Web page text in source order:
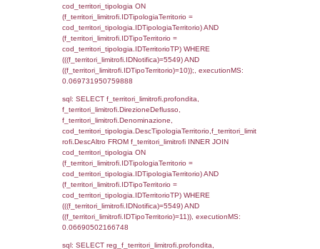
f_territori_limitrofi.Direzione,
f_territori_limitrofi.Denominazione,
f_territori_limitrofi.DescAltro FROM
JOIN cod_territori_tipologia ON
cod_territori_tipologia.IDTipologiaTerritorio)
(f_territori_limitrofi.IDTipoTerritorio =
cod_territori_tipologia.IDTerritorioTP)
(((f_territori_limitrofi.IDNotifica)=5549) AND
((f_territori_limitrofi.IDTipoTerritorio)=3)),
0.070590972900391
sql: SELECT f_territori_limitrofi.Distanza,